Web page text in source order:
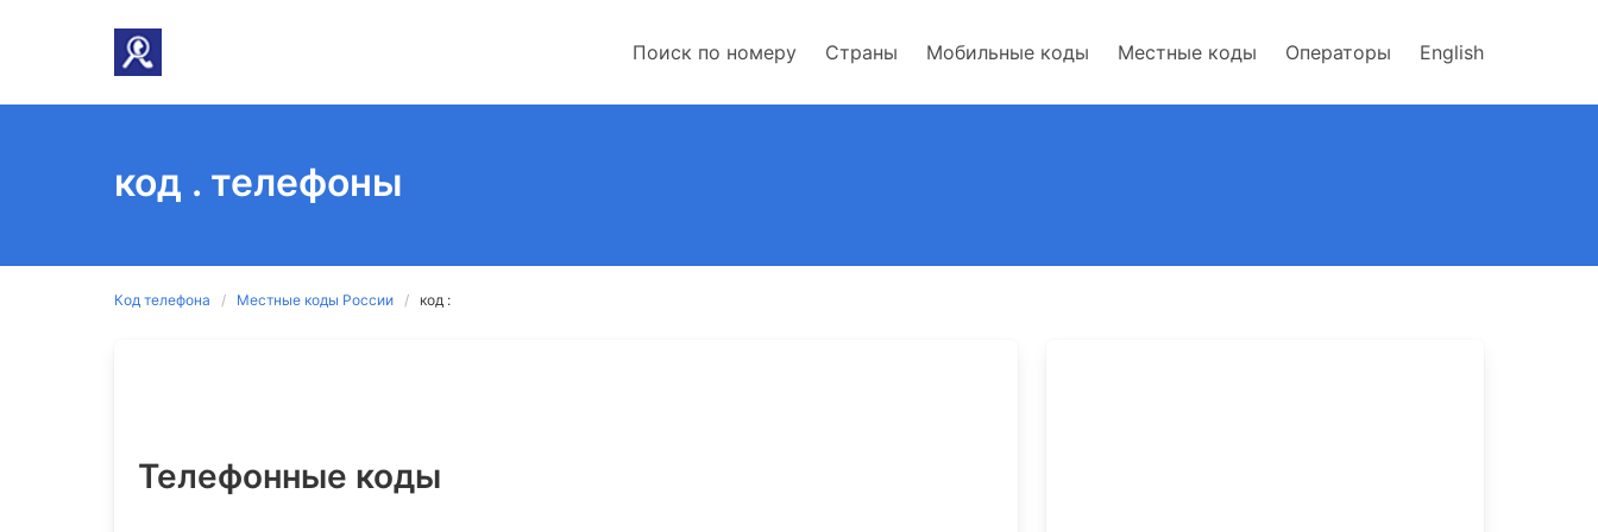
Поиск по номеру Страны Мобильные коды Местные коды Операторы English
код . телефоны
Код телефона Местные коды России код :
Телефонные коды